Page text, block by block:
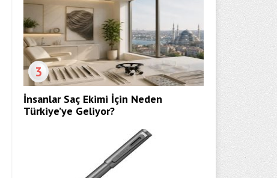
3
İnsanlar Saç Ekimi İçin Neden
Türkiye’ye Geliyor?